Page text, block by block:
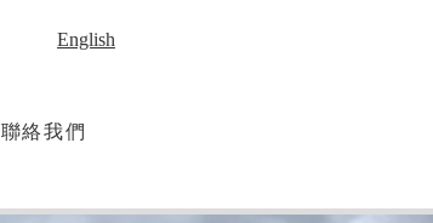
English
聯絡我們